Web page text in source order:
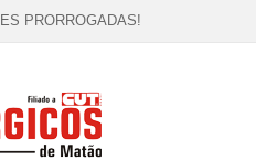
PRORROGADAS!
na descrição!
2026: HORA DE UNIÃO E